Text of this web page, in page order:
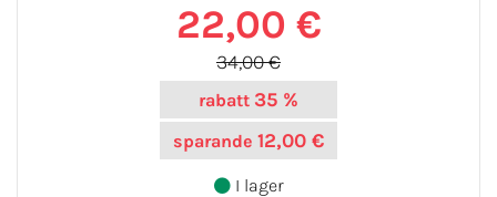
22,00 €
34,00 €
rabatt 35 %
sparande 12,00 €
I lager